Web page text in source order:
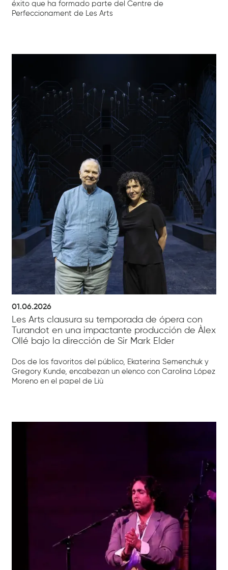
éxito que ha formado parte del Centre de
Perfeccionament de Les Arts
01.06.2026
Les Arts clausura su temporada de ópera con
Turandot en una impactante producción de Àlex
Ollé bajo la dirección de Sir Mark Elder
Dos de los favoritos del público, Ekaterina Semenchuk y
Gregory Kunde, encabezan un elenco con Carolina López
Moreno en el papel de Liù